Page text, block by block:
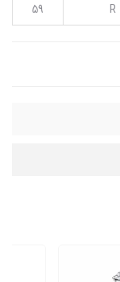
R
59